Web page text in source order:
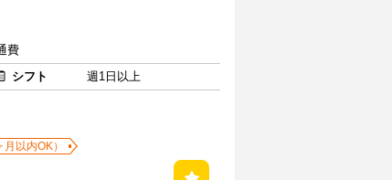
費
シフト
週1日以上
以内OK）